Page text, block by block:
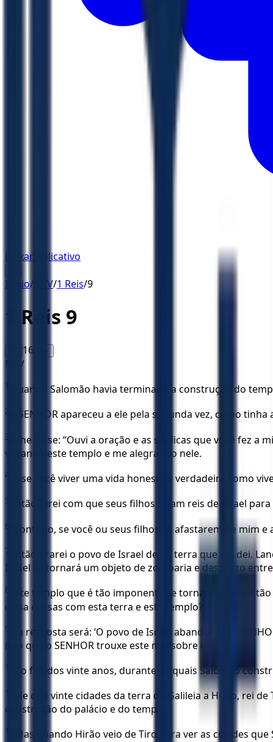
Baixar Aplicativo
Início/ NBV/1 Reis/9
1 Reis 9
16 A+
NBV
1 Quando Salomão havia terminado a construção do
2 o SENHOR apareceu a ele pela segunda vez, como
3
e lhe disse: “Ouvi a oração e as súplicas que você fez
vigiando este templo e me alegrando nele.
4 “E se você viver uma vida honesta e verdadeira como
5 então farei com que seus filhos sejam reis de Israel
6 “Contudo, se você ou seus filhos se afastarem de mim
7
então tirarei o povo de Israel desta terra que lhe dei.
Israel se tornará um objeto de zombaria e desprezo entre
8
Este templo que é tão imponente se tornará um
coisa dessas com esta terra e este templo?’
9
E a resposta será: ‘O povo de Israel abandonou o
isso que o SENHOR trouxe este mal sobre eles’ ”.
10 Ao fim dos vinte anos, durante os quais Salomão
11
ele deu vinte cidades da terra da Galileia a Hirão, rei
construção do palácio e do templo.
12 Mas quando Hirão veio de Tiro para ver as cidades